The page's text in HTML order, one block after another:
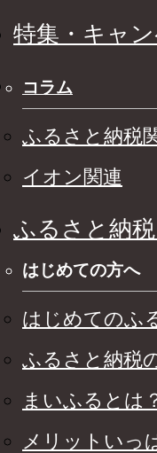
特集・キャ
コラム
ふるさと納税
イオン関連
ふるさと納
はじめての方へ
はじめてのふ
ふるさと納税
まいふるとは
メリットいっ